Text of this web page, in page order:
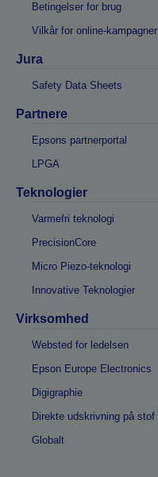
Betingelser for brug
Vilkår for online-kampagner
Jura
Safety Data Sheets
Partnere
Epsons partnerportal
LPGA
Teknologier
Varmefri teknologi
PrecisionCore
Micro Piezo-teknologi
Innovative Teknologier
Virksomhed
Websted for ledelsen
Epson Europe Electronics
Digigraphie
Direkte udskrivning på stof
Globalt